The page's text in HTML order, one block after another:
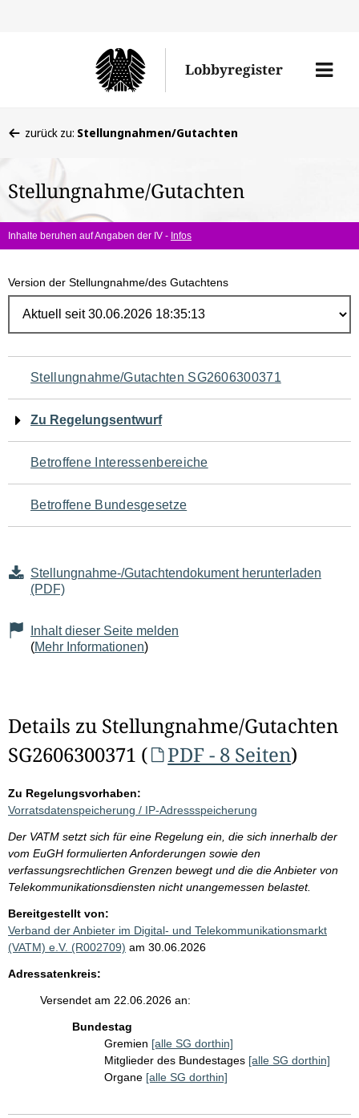
Lobbyregister
Menü
befinden
hier:
zurück zu: Stellungnahmen/Gutachten
Stellungnahme/Gutachten
Inhalte beruhen auf Angaben der IV - Infos
Version der Stellungnahme/des Gutachtens
Navigation
für
den
Seiteninhalt
Stellungnahme/Gutachten SG2606300371
Zu Regelungsentwurf
Betroffene Interessenbereiche
Betroffene Bundesgesetze
Stellungnahme-/Gutachtendokument herunterladen
(PDF)
Inhalt dieser Seite melden
(Mehr Informationen)
Details zu Stellungnahme/Gutachten
SG2606300371 (
PDF - 8 Seiten)
Zu Regelungsvorhaben:
Vorratsdatenspeicherung / IP-Adressspeicherung
Der VATM setzt sich für eine Regelung ein, die sich innerhalb der
vom EuGH formulierten Anforderungen sowie den
verfassungsrechtlichen Grenzen bewegt und die die Anbieter von
Telekommunikationsdiensten nicht unangemessen belastet.
Bereitgestellt von:
Verband der Anbieter im Digital- und Telekommunikationsmarkt
(VATM) e.V. (R002709) am 30.06.2026
Adressatenkreis:
Versendet am 22.06.2026 an:
Bundestag
Gremien [alle SG dorthin]
Mitglieder des Bundestages [alle SG dorthin]
Organe [alle SG dorthin]